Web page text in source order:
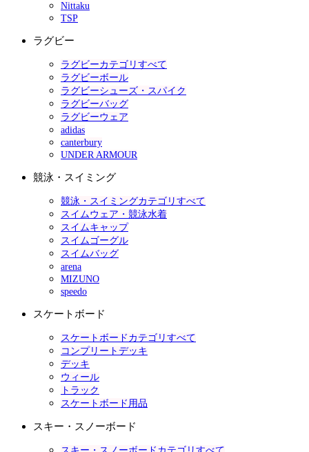
Nittaku
TSP
ラグビー
ラグビーカテゴリすべて
ラグビーボール
ラグビーシューズ・スパイク
ラグビーバッグ
ラグビーウェア
adidas
canterbury
UNDER ARMOUR
競泳・スイミング
競泳・スイミングカテゴリすべて
スイムウェア・競泳水着
スイムキャップ
スイムゴーグル
スイムバッグ
arena
MIZUNO
speedo
スケートボード
スケートボードカテゴリすべて
コンプリートデッキ
デッキ
ウィール
トラック
スケートボード用品
スキー・スノーボード